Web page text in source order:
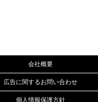
会社概要
広告に関するお問い合わせ
個人情報保護方針